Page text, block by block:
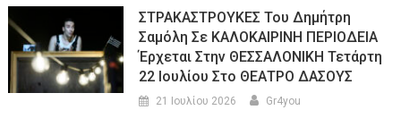
ΣΤΡΑΚΑΣΤΡΟΥΚΕΣ Του Δημήτρη
Σαμόλη Σε ΚΑΛΟΚΑΙΡΙΝΗ ΠΕΡΙΟΔΕΙΑ
Έρχεται Στην ΘΕΣΣΑΛΟΝΙΚΗ Τετάρτη
22 Ιουλίου Στο ΘΕΑΤΡΟ ΔΑΣΟΥΣ
21 Ιουλίου 2026 Gr4you